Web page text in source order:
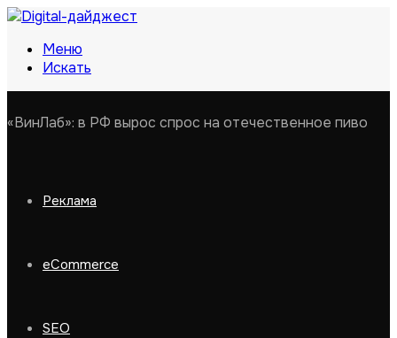
Меню
Искать
«ВинЛаб»: в РФ вырос спрос на отечественное пиво
Реклама
eCommerce
SEO